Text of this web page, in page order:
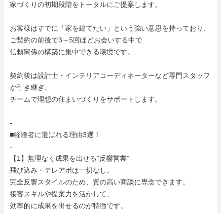
家づくりの初期段階をトータルにご提案します。
お客様はすでに「家を建てたい」という強い意思を持っており、
ご契約の前後で3～5回ほどお会いする中で
信頼関係の構築に集中できる環境です。
契約後は設計士・インテリアコーディネーターなど専門スタッフ
が引き継ぎ、
チームで理想の住まいづくりをサポートします。
-
■経験者に選ばれる理由3選！
-
【1】無理なく成果を出せる”反響営業”
飛び込み・テレアポは一切なし。
完全反響スタイルのため、質の高い商談に専念できます。
接客スキルや提案力を活かして、
効率的に成果を出せるのが特徴です。